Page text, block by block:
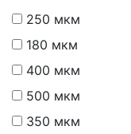
250 мкм
180 мкм
400 мкм
500 мкм
350 мкм